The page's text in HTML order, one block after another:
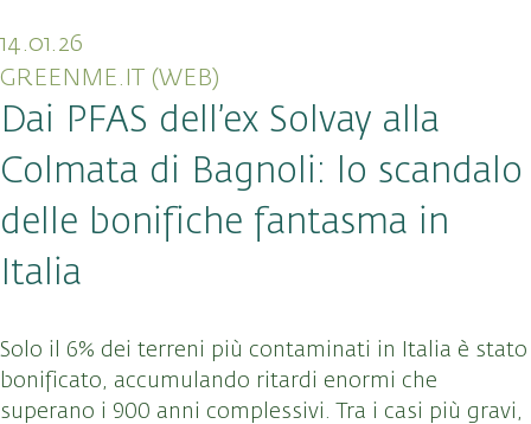
14.01.26
GREENME.IT (WEB)
Dai PFAS dell’ex Solvay alla
Colmata di Bagnoli: lo scandalo
delle bonifiche fantasma in
Italia
Solo il 6% dei terreni più contaminati in Italia è stato
bonificato, accumulando ritardi enormi che
superano i 900 anni complessivi. Tra i casi più gravi,